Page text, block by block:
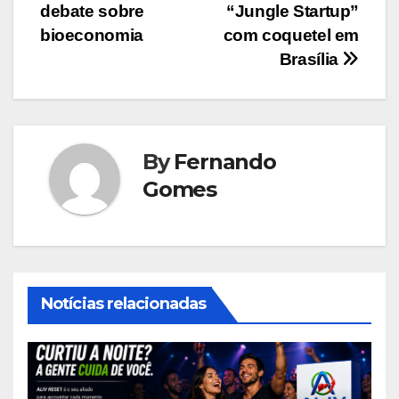
Post
“Jungle Startup”
com coquetel em
Brasília
debate sobre
bioeconomia
ByFernando
Gomes
Notícias relacionadas